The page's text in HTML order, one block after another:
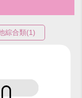
綜合類(1)